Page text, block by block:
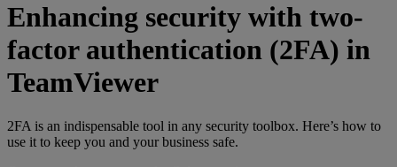
Enhancing security with two-
factor authentication (2FA) in
TeamViewer
2FA is an indispensable tool in any security toolbox. Here’s how to
use it to keep you and your business safe.